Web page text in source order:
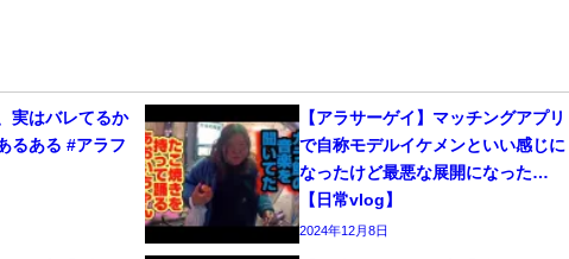
実はバレてるか
るある #アラフ
【アラサーゲイ】マッチングアプリ
で自称モデルイケメンといい感じに
なったけど最悪な展開になった…
【日常vlog】
2024年12月8日